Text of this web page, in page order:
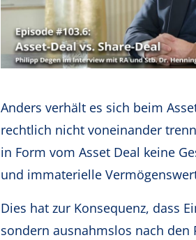
Anders verhält es sich beim
rechtlich nicht voneinander
in Form vom Asset Deal keine
und immaterielle
Dies hat zur Konsequenz, dass
sondern ausnahmslos nach den